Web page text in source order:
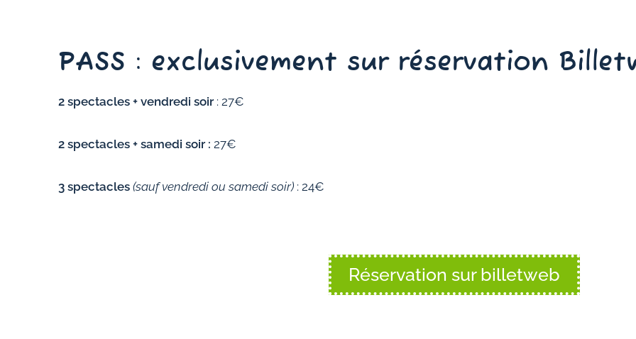
PASS : exclusivement sur réservation
2 spectacles + vendredi soir : 27€
2 spectacles + samedi soir : 27€
3 spectacles (sauf vendredi ou samedi soir) : 24€
Réservation sur billetweb